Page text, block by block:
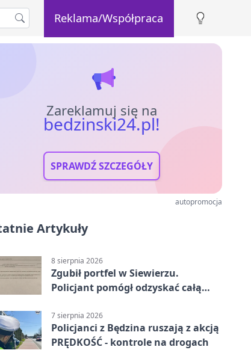
Reklama/Współpraca
Zareklamuj się na
bedzinski24.pl!
SPRAWDŹ SZCZEGÓŁY
autopromocja
Artykuły
8 sierpnia 2026
Zgubił portfel w Siewierzu.
Policjant pomógł odzyskać całą
7 sierpnia 2026
Policjanci z Będzina ruszają z akcją
PRĘDKOŚĆ - kontrole na drogach